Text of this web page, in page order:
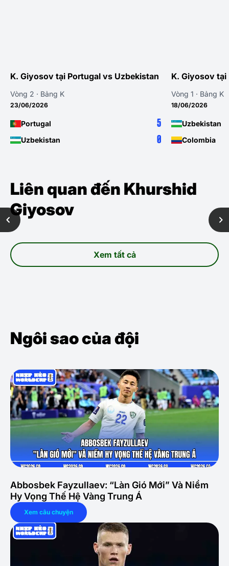
Giyosov tại Portugal vs Uzbekistan
2 · Bảng K
06/2026
Portugal
Uzbekistan
K. Giyosov tại
Vòng 1 · Bảng K
18/06/2026
Uzbekistan
Colombia
Liên quan đến Khurshid
Giyosov
Xem tất cả
Ngôi sao của đội
Abbosbek Fayzullaev: “Làn Gió Mới” Và Niềm
Hy Vọng Thế Hệ Vàng Trung Á
Xem câu chuyện